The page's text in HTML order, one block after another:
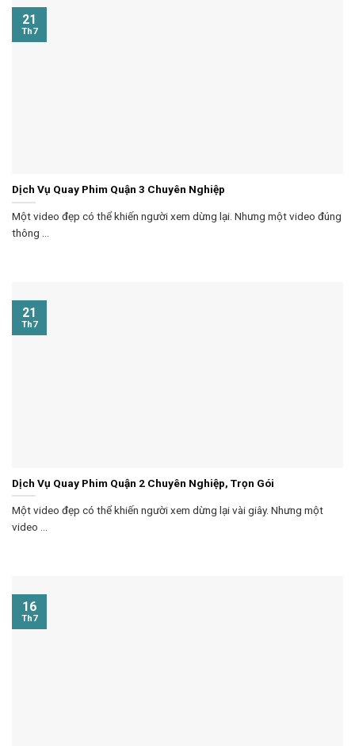
Dịch Vụ Quay Phim Quận 3 Chuyên Nghiệp
Một video đẹp có thể khiến người xem dừng lại. Nhưng một video đúng
thông ...
21
Th7
Dịch Vụ Quay Phim Quận 2 Chuyên Nghiệp, Trọn Gói
Một video đẹp có thể khiến người xem dừng lại vài giây. Nhưng một
video ...
21
Th7
16
Th7